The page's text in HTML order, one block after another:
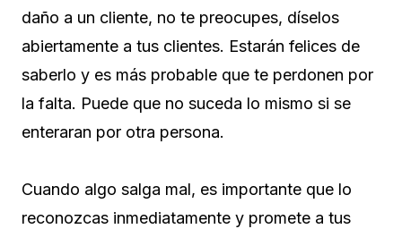
daño a un cliente, no te preocupes, díselos
abiertamente a tus clientes. Estarán felices de
saberlo y es más probable que te perdonen por
la falta. Puede que no suceda lo mismo si se
enteraran por otra persona.
Cuando algo salga mal, es importante que lo
reconozcas inmediatamente y promete a tus